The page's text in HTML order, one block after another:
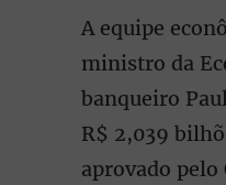
A equipe
ministro da
banqueiro
R$ 2,039
aprovado pelo